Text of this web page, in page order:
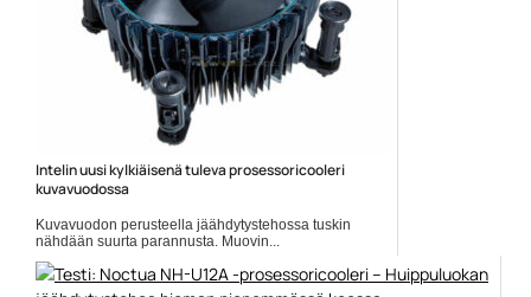
Intelin uusi kylkiäisenä tuleva prosessoricooleri
kuvavuodossa
Kuvavuodon perusteella jäähdytystehossa tuskin
nähdään suurta parannusta. Muovin...
Alder Lake-S